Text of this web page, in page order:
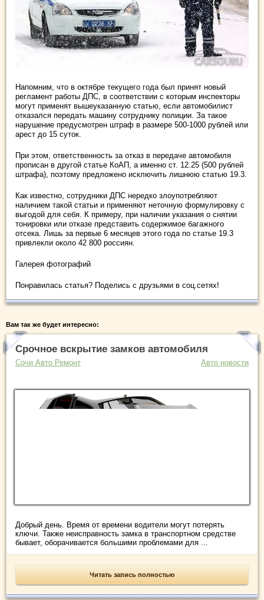
Напомним, что в октябре текущего года был принят новый
регламент работы ДПС, в соответствии с которым инспекторы
могут применят вышеуказанную статью, если автомобилист
отказался передать машину сотруднику полиции. За такое
нарушение предусмотрен штраф в размере 500-1000 рублей или
арест до 15 суток.
При этом, ответственность за отказ в передаче автомобиля
прописан в другой статье КоАП, а именно ст. 12.25 (500 рублей
штрафа), поэтому предложено исключить лишнюю статью 19.3.
Как известно, сотрудники ДПС нередко злоупотребляют
наличием такой статьи и применяют неточную формулировку с
выгодой для себя. К примеру, при наличии указания о снятии
тонировки или отказе представить содержимое багажного
отсека. Лишь за первые 6 месяцев этого года по статье 19.3
привлекли около 42 800 россиян.
Галерея фотографий
Понравилась статья? Поделись с друзьями в соц.сетях!
Вам так же будет интересно:
Срочное вскрытие замков автомобиля
Сочи Авто Ремонт Авто новости
Добрый день. Время от времени водители могут потерять
ключи. Также неисправность замка в транспортном средстве
бывает, оборачивается большими проблемами для ...
Читать запись полностью